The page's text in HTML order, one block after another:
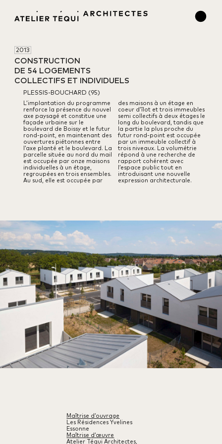
2013
CONSTRUCTION
DE 54 LOGEMENTS
COLLECTIFS ET INDIVIDUELS
PLESSIS-BOUCHARD (95)
L’implantation du programme
renforce la présence du nouvel
axe paysagé et constitue une
façade urbaine sur le
boulevard de Boissy et le futur
rond-point, en maintenant des
ouvertures piétonnes entre
l’axe planté et le boulevard. La
parcelle située au nord du mail
est occupée par onze maisons
individuelles à un étage,
regroupées en trois ensembles.
Au sud, elle est occupée par
des maisons à un étage en
coeur d’îlot et trois immeubles
semi collectifs à deux étages le
long du boulevard, tandis que
la partie la plus proche du
futur rond-point est occupée
par un immeuble collectif à
trois niveaux. La volumétrie
répond à une recherche de
rapport cohérent avec
l’espace public tout en
introduisant une nouvelle
expression architecturale.
Maîtrise d’ouvrage
Les Résidences Yvelines
Essonne
Maîtrise d’œuvre
Atelier Téqui Architectes,